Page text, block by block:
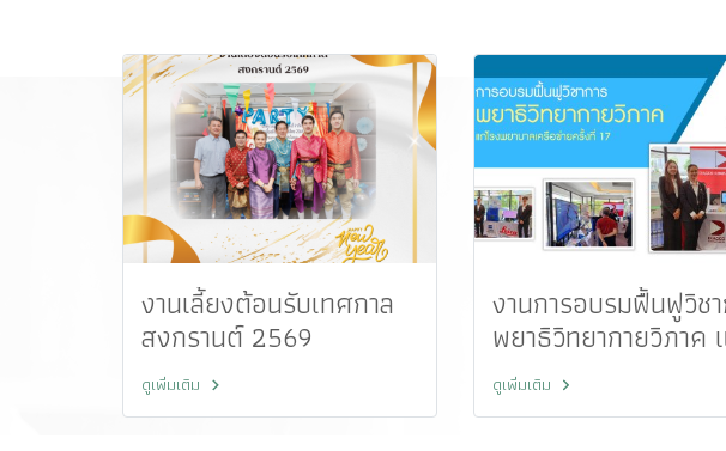
งานเลี้ยงต้อนรับเทศกาล
สงกรานต์ 2569
ดูเพิ่มเติม
งานการอบรมฟื้นฟูวิช
พยาธิวิทยากายวิภาค
โรงพยาบาลชเครือข่าย
ครั้งที่17
ดูเพิ่มเติม